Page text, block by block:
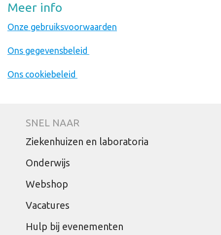
Meer info
Onze gebruiksvoorwaarden
Ons gegevensbeleid
Ons cookiebeleid
SNEL NAAR
Ziekenhuizen en laboratoria
Onderwijs
Webshop
Vacatures
Hulp bij evenementen